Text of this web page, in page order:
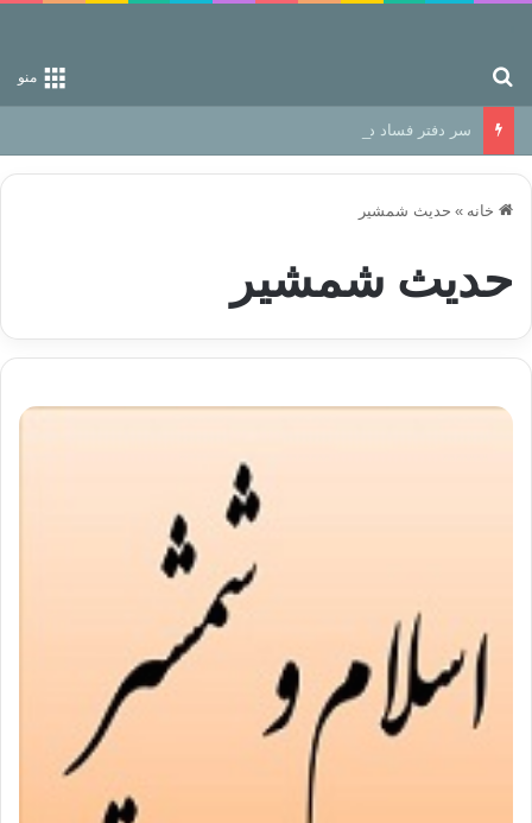
منو
سر دفتر فساد در زمین‌، دوری وکناره‌گیری از راه خداست‌!
خانه » حدیث شمشیر
حدیث شمشیر